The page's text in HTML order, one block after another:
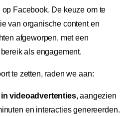
Facebook. De keuze om te
van organische content en
afgeworpen, met een
als engagement.
te zetten, raden we aan:
videoadvertenties, aangezien
en interacties genereerden.